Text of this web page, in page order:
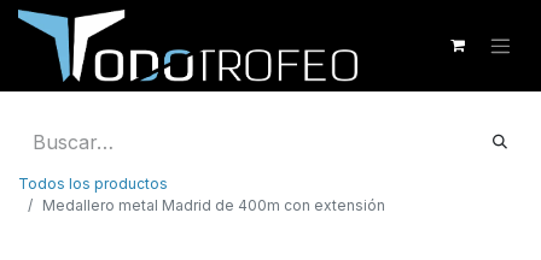
Todos los productos
Medallero metal Madrid de 400m con extensión